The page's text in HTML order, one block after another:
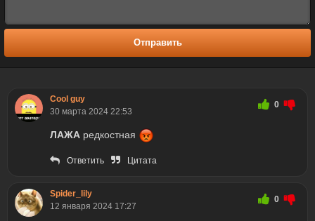
Отправить
Cool guy
30 марта 2024 22:53
0
ЛАЖА редкостная
Ответить Цитата
Spider_lily
12 января 2024 17:27
0